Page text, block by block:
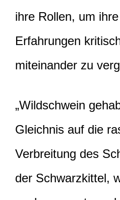
ihre Rollen, um
Erfahrungen
miteinander zu
„Wildschwein
Gleichnis auf die
Verbreitung des
der Schwarzkittel,